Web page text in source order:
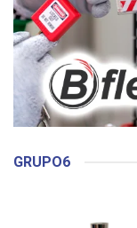
GRUPO6